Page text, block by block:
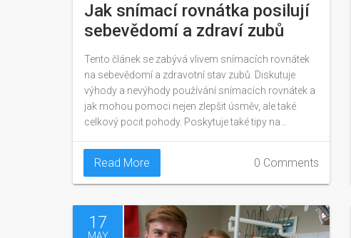
Jak snímací rovnátka posilují
sebevědomí a zdraví zubů
Tento článek se zabývá vlivem snímacích rovnátek
na sebevědomí a zdravotní stav zubů. Diskutuje
výhody a nevýhody používání snímacích rovnátek a
jak mohou pomoci nejen zlepšit úsměv, ale také
celkový pocit pohody. Poskytuje také tipy na
zvažují jejich pořízení.
Read More 0 Comments
17